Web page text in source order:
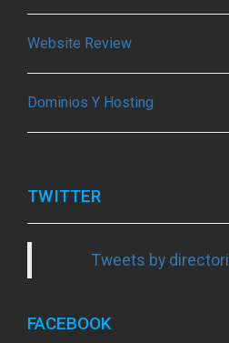
Website Review
Dominios Y Hosting
TWITTER
Tweets by
FACEBOOK